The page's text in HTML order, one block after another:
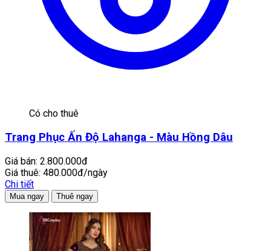
Có cho thuê
Trang Phục Ấn Độ Lahanga - Màu Hồng Dâu
Giá bán: 2.800.000đ
Giá thuê: 480.000đ/ngày
Chi tiết
Mua ngay Thuê ngay